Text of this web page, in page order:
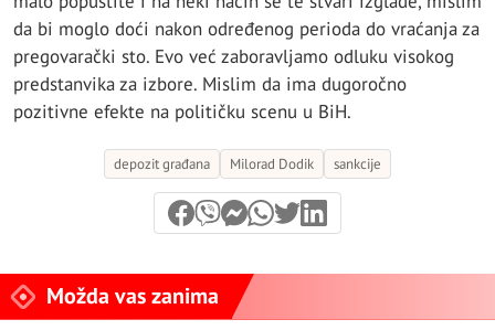
da bi moglo doći nakon određenog perioda do vraćanja za
pregovarački sto. Evo već zaboravljamo odluku visokog
predstanvika za izbore. Mislim da ima dugoročno
pozitivne efekte na političku scenu u BiH.
depozit građana Milorad Dodik sankcije
Možda vas zanima